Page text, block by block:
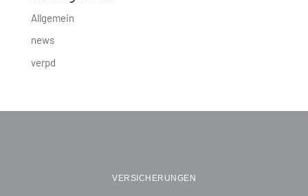
Allgemein
news
verpd
VERSICHERUNGEN